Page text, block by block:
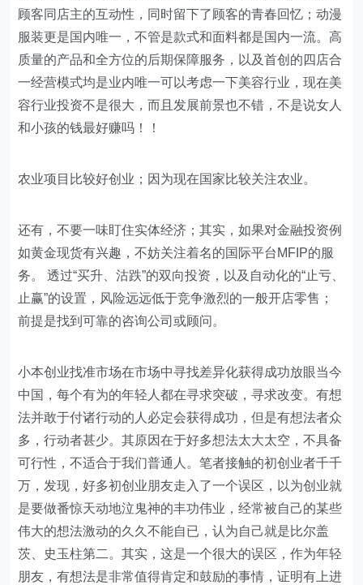
顾客同店主的互动性，同时留下了顾客的青春回忆；动漫
服装更是国内唯一，不管是款式和面料都是国内一流。高
质量的产品和全方位的后期保障服务，以及首创的四店合
一经营模式均是业内唯一可以考虑一下美容行业，现在美
容行业投资不是很大，而且发展前景也不错，不是说女人
和小孩的钱最好赚吗！！
农业项目比较好创业；因为现在国家比较关注农业。
还有，不要一味盯住实体经济；其实，如果对金融投资例
如黄金现货有兴趣，不妨关注着名的国际平台MFIP的服
务。 透过“买升、沽跌”的双向投资，以及自动化的“止亏、
止赢”的设置，风险远远低于竞争激烈的一般开店零售；
前提是找到可靠的咨询公司或顾问。
小本创业找准市场在市场中寻找差异化获得成功放眼当今
中国，每个有为的年轻人都在寻求突破，寻求改变。有想
法并敢于付诸行动的人必定会获得成功，但是有想法者众
多，行动者甚少。其原因在于好多想法太大太空，不具备
可行性，不适合于我们普通人。笔者接触的初创业者千千
万，发现，好多初创业朋友走入了一个误区，以为创业就
是要做番惊天动地泣鬼神的丰功伟业，经常被自己的某些
伟大的想法激动的久久不能自已，认为自己就是比尔盖
茨、史玉柱第二。其实，这是一个很大的误区，作为年轻
朋友，有想法是非常值得肯定和鼓励的事情，证明有上进